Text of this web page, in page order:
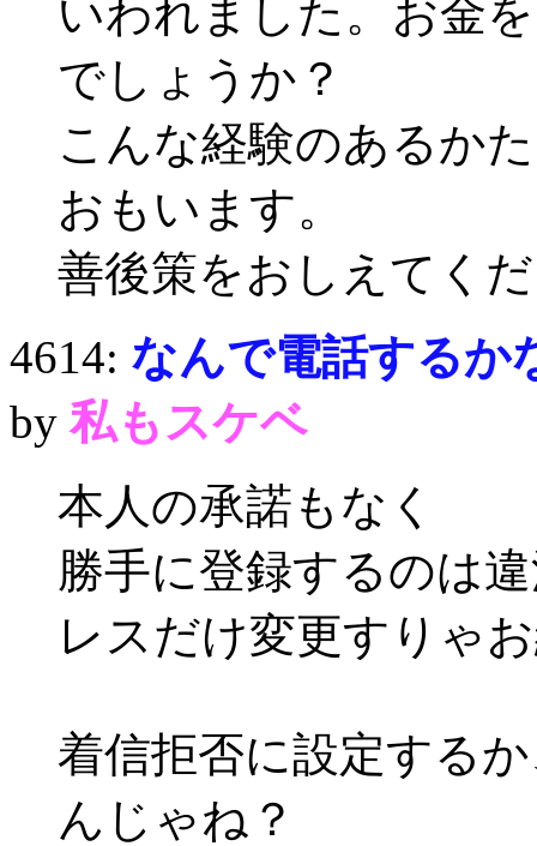
いわれました。お金
でしょうか？
こんな経験のあるか
おもいます。
善後策をおしえてく
4614: なんで電話するか
by私もスケベ
本人の承諾もなく
勝手に登録するのは
レスだけ変更すりゃ
着信拒否に設定する
んじゃね？